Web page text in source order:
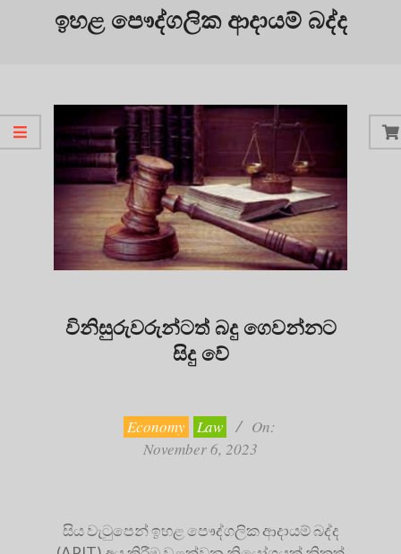
ඉහළ පෞද්ගලික ආදායම් බද්ද
විනිසුරුවරුන්ටත් බදු ගෙවන්නට
සිදු වේ
Economy Law
On:
November 6, 2023
සිය වැටුපෙන් ඉහළ පෞද්ගලික ආදායම් බද්ද